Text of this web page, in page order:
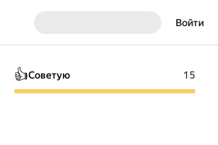
Войти
👍Советую 15